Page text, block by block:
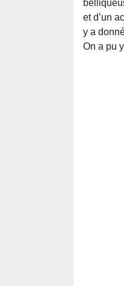
et d’un
y a
On a pu